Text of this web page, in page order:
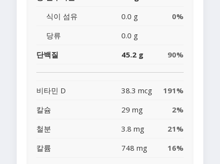
식이 섬유
0.0 g
0%
당류
0.0 g
단백질
45.2 g 90%
비타민 D 38.3 mcg
191%
칼슘
29 mg
2%
철분
3.8 mg
21%
칼륨
748 mg 16%